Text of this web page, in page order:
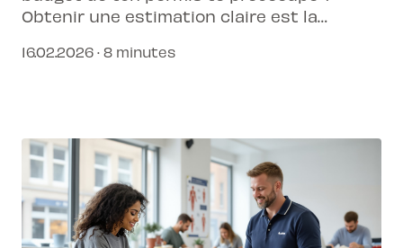
Obtenir une estimation claire est la
comment planifier au mieux ton parcours.
16.02.2026 · 8 minutes